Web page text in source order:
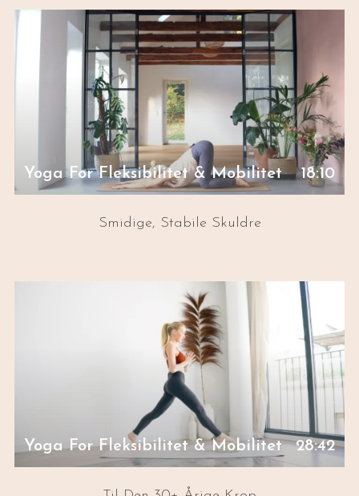
Yoga For Fleksibilitet & Mobilitet 18:10
Smidige, Stabile Skuldre
Yoga For Fleksibilitet & Mobilitet 28:42